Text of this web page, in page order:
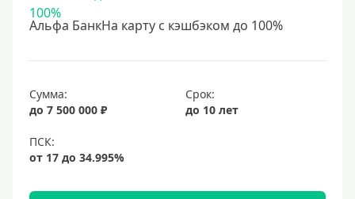
С 18 лет
С 21 года
С 22 лет
С 23 лет
В декрете
Альфа БанкНа карту с кэшбэком до 100%
Сумма:
до 7 500 000 ₽
Срок:
до 10 лет